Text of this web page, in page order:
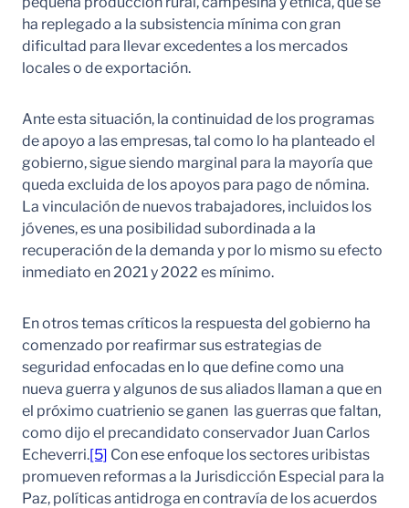
ha replegado a la subsistencia mínima con gran
dificultad para llevar excedentes a los mercados
locales o de exportación.
Ante esta situación, la continuidad de los programas
de apoyo a las empresas, tal como lo ha planteado el
gobierno, sigue siendo marginal para la mayoría que
queda excluida de los apoyos para pago de nómina.
La vinculación de nuevos trabajadores, incluidos los
jóvenes, es una posibilidad subordinada a la
recuperación de la demanda y por lo mismo su efecto
inmediato en 2021 y 2022 es mínimo.
En otros temas críticos la respuesta del gobierno ha
comenzado por reafirmar sus estrategias de
seguridad enfocadas en lo que define como una
nueva guerra y algunos de sus aliados llaman a que en
el próximo cuatrienio se ganen las guerras que faltan,
como dijo el precandidato conservador Juan Carlos
Echeverri.[5] Con ese enfoque los sectores uribistas
promueven reformas a la Jurisdicción Especial para la
Paz, políticas antidroga en contravía de los acuerdos